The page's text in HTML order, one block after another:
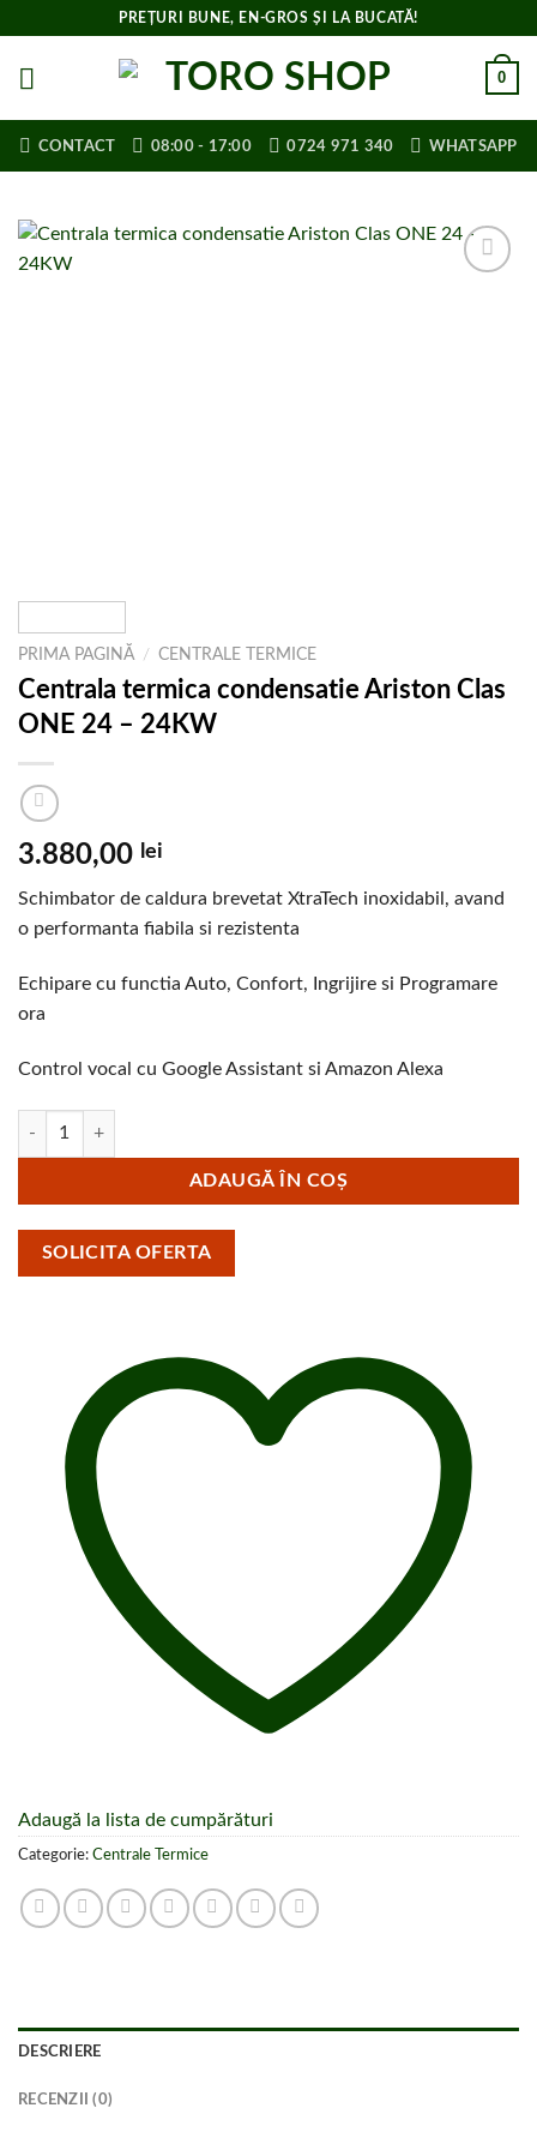
content
PREȚURI BUNE, EN-GROS ȘI LA BUCATĂ!
0
CONTACT 08:00 - 17:00 0724 971 340 WHATSAPP
PRIMA PAGINĂ / CENTRALE TERMICE
Centrala termica condensatie Ariston Clas
ONE 24 – 24KW
3.880,00 lei
Schimbator de caldura brevetat XtraTech inoxidabil, avand
o performanta fiabila si rezistenta
Echipare cu functia Auto, Confort, Ingrijire si Programare
ora
Control vocal cu Google Assistant si Amazon Alexa
Cantitate Centrala termica condensatie Ariston Clas ONE 24 - 24KW
ADAUGĂ ÎN COȘ
SOLICITA OFERTA
Adaugă la lista de cumpărături
Categorie: Centrale Termice
DESCRIERE
RECENZII (0)